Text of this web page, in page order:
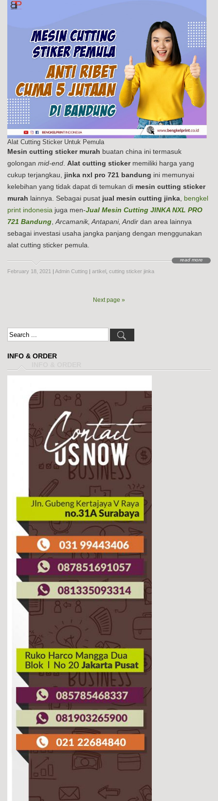
Alat Cutting Sticker Untuk Pemula
Mesin cutting sticker murah buatan china ini termasuk
golongan mid-end. Alat cutting stickermemiliki harga yang
cukup terjangkau, jinka nxl pro 721 bandung ini memunyai
kelebihan yang tidak dapat di temukan di mesin cutting sticker
murah lainnya. Sebagai pusat jual mesin cutting jinka, bengkel
print indonesia juga men-Jual Mesin Cutting JINKA NXL PRO
721 Bandung,Arcamanik, Antapani, Andir dan area lainnya
sebagai investasi usaha jangka panjang dengan menggunakan
alat cutting sticker pemula.
read more
February 18, 2021 Admin Cutting artikel cutting sticker jinka
Next page »
INFO & ORDER